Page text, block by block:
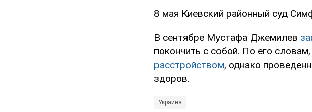
8 мая Киевский районный суд
В сентябре Мустафа Джемилев
покончить с собой. По его
расстройством, однако
здоров.
Украина